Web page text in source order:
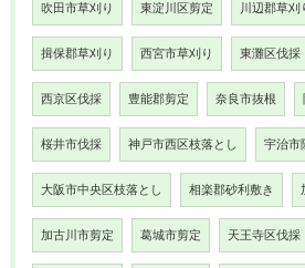
吹田市草刈り 東淀川区剪定 川辺郡草刈
揖保郡草刈り 西宮市草刈り 東灘区伐採
西京区伐採 豊能郡剪定 奈良市抜根
桜井市伐採 神戸市西区枝落とし 宇治市
大阪市中央区枝落とし 相楽郡砂利敷き
加古川市剪定 葛城市剪定 天王寺区伐採